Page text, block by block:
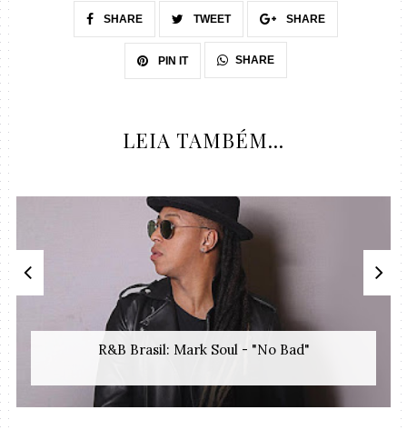
SHARE TWEET SHARE
PIN IT SHARE
LEIA TAMBÉM...
R&B Brasil: Mark Soul - "No Bad"